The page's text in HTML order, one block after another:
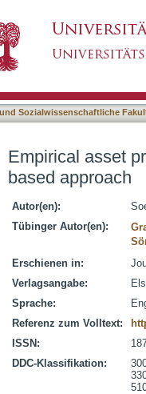
Sozialwissenschaftliche
Empirical asset
based approach
Autor(en):
Tübinger Autor(en):
Erschienen in:
Verlagsangabe:
Sprache:
Referenz zum Volltext:
ISSN:
DDC-Klassifikation: